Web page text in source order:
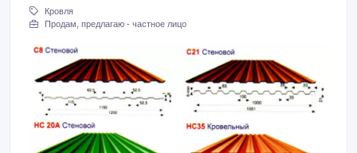
Кровля
Продам, предлагаю - частное лицо